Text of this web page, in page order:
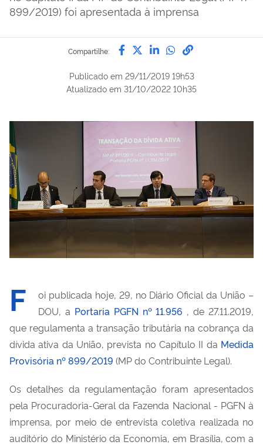
899/2019) foi apresentada à imprensa
Compartilhe: Compartilhe por Facebook
Compartilhe por Twitter
Compartilhe por
Compartilhe
link para
Publicado em 29/11/2019 19h53
Atualizado em 31/10/2022 10h35
F
oi publicada hoje, 29, no Diário Oficial da União –
DOU, a Portaria PGFN nº 11.956 , de 27.11.2019,
que regulamenta a transação tributária na cobrança da
dívida ativa da União, prevista no Capítulo II da Medida
Provisória nº 899/2019 (MP do Contribuinte Legal).
Os detalhes da regulamentação foram apresentados
pela Procuradoria-Geral da Fazenda Nacional - PGFN à
imprensa, por meio de entrevista coletiva realizada no
auditório do Ministério da Economia, em Brasília, com a